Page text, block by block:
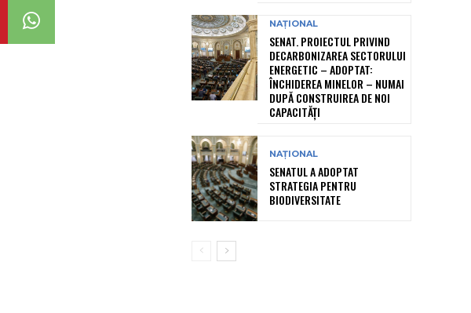
NAȚIONAL
SENAT. PROIECTUL PRIVIND
DECARBONIZAREA SECTORULUI
ENERGETIC – ADOPTAT:
ÎNCHIDEREA MINELOR – NUMAI
DUPĂ CONSTRUIREA DE NOI
CAPACITĂȚI
NAȚIONAL
SENATUL A ADOPTAT
STRATEGIA PENTRU
BIODIVERSITATE